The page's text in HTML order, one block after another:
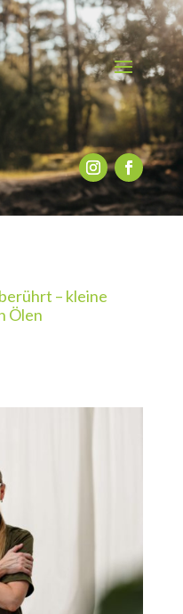
– kleine
Ölen